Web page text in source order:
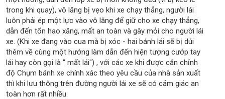
trong khi quay), vô lăng bị vẹo khi xe chạy thẳng, người lái
luôn phải ép một lực vào vô lăng để giữ cho xe chạy thẳng,
dẫn đến tổn hao xăng, mất an toàn và gây mỏi cho người lái
xe. (Khi xe đang vào cua mà bị xóc - hai bánh lái sẽ bị dúi
thêm về cùng một hướng làm dẫn đến hiện tượng cướp tay
lái hay còn gọi là " mất lái") , với các xe khi được căn chỉnh
độ Chụm bánh xe chính xác theo yêu cầu của nhà sản xuất
thì khi lưu thông trên đường người lái xe sẽ có cảm giác an
toàn hơn rất nhiều.